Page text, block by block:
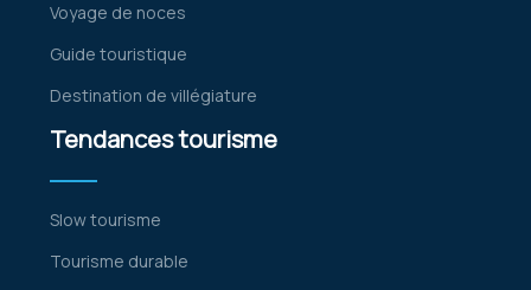
Voyage de noces
Guide touristique
Destination de villégiature
Tendances tourisme
Slow tourisme
Tourisme durable